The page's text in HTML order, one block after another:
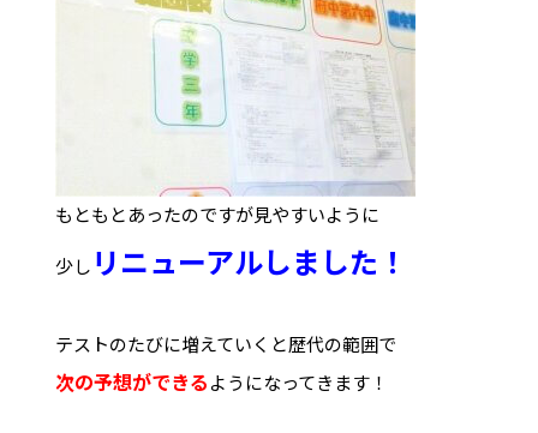
もともとあったのですが見やすいように
少し リニューアルしました！
テストのたびに増えていくと歴代の範囲で
次の予想ができるようになってきます！